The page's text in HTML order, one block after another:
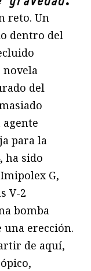
reto. Un
dentro del
novela
del
para la
ha sido
G,
V-2
bomba
erección.
de aquí,